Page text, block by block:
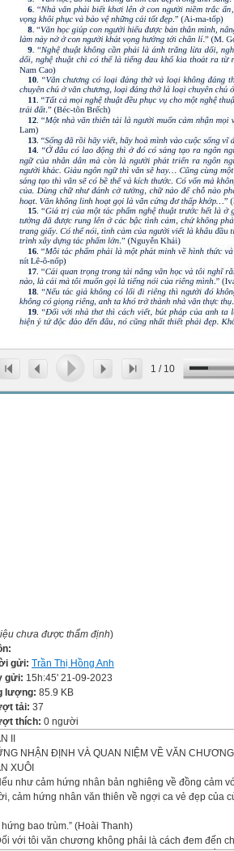
1 / 10
chưa được thẩm định)
gửi: Trần Thị Hồng Anh
gửi: 15h:45' 21-09-2023
lượng: 85.9 KB
tải: 37
thích: 0 người
II
NHẬN ĐỊNH VÀ QUAN NIỆM VỀ VĂN CHƯƠNG
XUÔI
như cảm hứng nhân bản nghiêng về đồng cảm
cảm hứng nhân văn thiên về ngợi ca vẻ đẹp của
bao trùm.” (Hoài Thanh)
với tôi văn chương không phải là cách đem đến